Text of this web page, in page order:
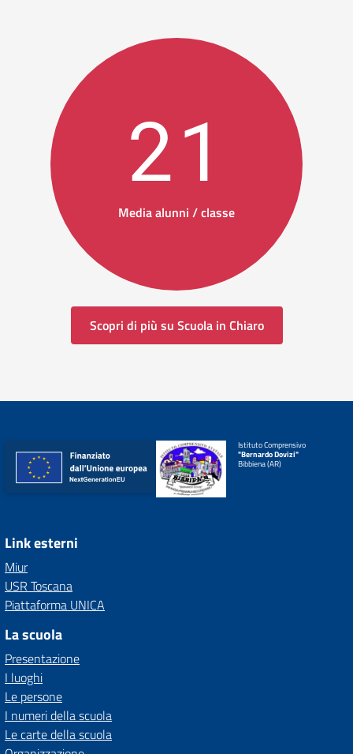
21
Media alunni / classe
Scopri di più su Scuola in Chiaro
Istituto Comprensivo
"Bernardo Dovizi"
Bibbiena (AR)
Link esterni
Miur
USR Toscana
Piattaforma UNICA
La scuola
Presentazione
I luoghi
Le persone
I numeri della scuola
Le carte della scuola